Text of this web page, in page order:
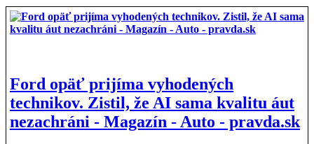
Ford opäť prijíma vyhodených
technikov. Zistil, že AI sama kvalitu áut
nezachráni - Magazín - Auto - pravda.sk